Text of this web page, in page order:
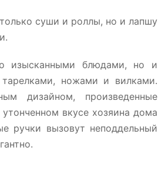
суши и роллы, но и лапшу
изысканными блюдами, но и
ножами и вилками.
дизайном, произведенные
вкусе хозяина дома
ручки вызовут неподдельный